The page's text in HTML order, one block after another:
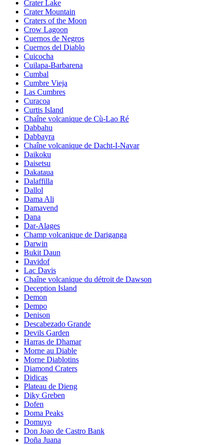
Crater Lake
Crater Mountain
Craters of the Moon
Crow Lagoon
Cuernos de Negros
Cuernos del Diablo
Cuicocha
Cuilapa-Barbarena
Cumbal
Cumbre Vieja
Las Cumbres
Curacoa
Curtis Island
Chaîne volcanique de Cù-Lao Ré
Dabbahu
Dabbayra
Chaîne volcanique de Dacht-I-Navar
Daikoku
Daisetsu
Dakataua
Dalaffilla
Dallol
Dama Ali
Damavend
Dana
Dar-Alages
Champ volcanique de Dariganga
Darwin
Bukit Daun
Davidof
Lac Davis
Chaîne volcanique du détroit de Dawson
Deception Island
Demon
Dempo
Denison
Descabezado Grande
Devils Garden
Harras de Dhamar
Morne au Diable
Morne Diablotins
Diamond Craters
Didicas
Plateau de Dieng
Diky Greben
Dofen
Doma Peaks
Domuyo
Don Joao de Castro Bank
Doña Juana